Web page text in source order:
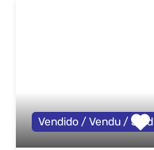
Vendido / Vendu / Sold